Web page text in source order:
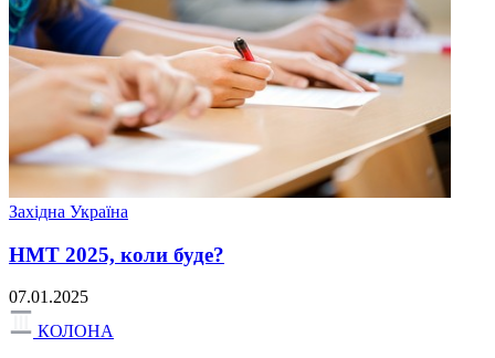
Західна Україна
НМТ 2025, коли буде?
07.01.2025
КОЛОНА